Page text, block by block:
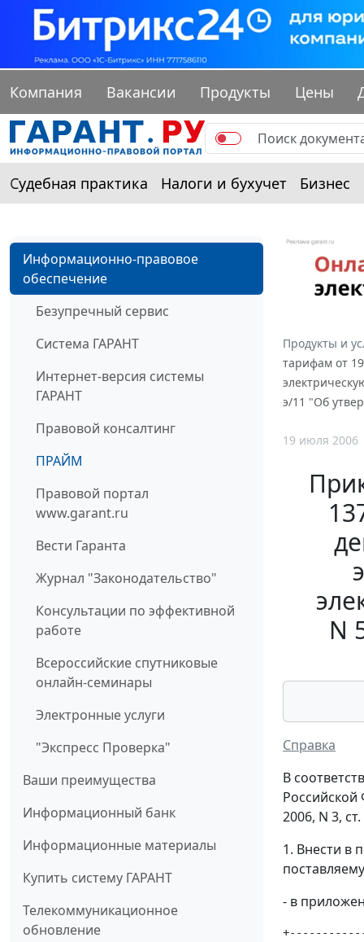
Компания Вакансии Продукты Цены
Судебная практика Налоги и бухучет Бизнес
Информационно-правовое
обеспечение
Безупречный сервис
Система ГАРАНТ
Интернет-версия системы
ГАРАНТ
Правовой консалтинг
ПРАЙМ
Правовой портал
www.garant.ru
Вести Гаранта
Журнал "Законодательство"
Консультации по эффективной
работе
Всероссийские спутниковые
онлайн-семинары
Электронные услуги
"Экспресс Проверка"
Ваши преимущества
Информационный банк
Информационные материалы
Купить систему ГАРАНТ
Телекоммуникационное
обновление
Продукты и
тарифам от
э/11 "Об
19 июля 2006
N
Справка
В
Российской
2006, N 3,
1. Внести в
- в